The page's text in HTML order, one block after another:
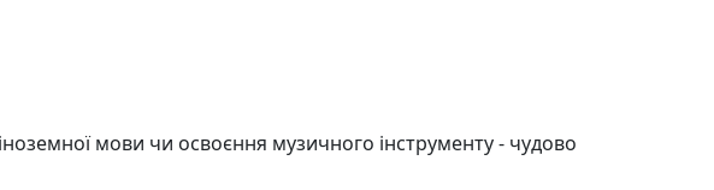
мови чи освоєння музичного інструменту - чудово